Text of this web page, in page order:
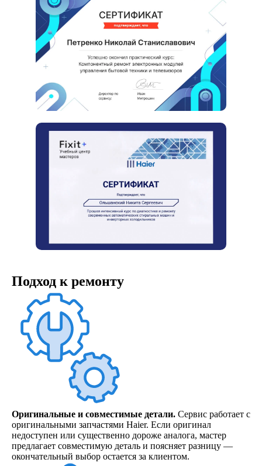
Подход к ремонту
Оригинальные и совместимые детали. Сервис работает с
оригинальными запчастями Haier. Если оригинал
недоступен или существенно дороже аналога, мастер
предлагает совместимую деталь и поясняет разницу —
окончательный выбор остается за клиентом.